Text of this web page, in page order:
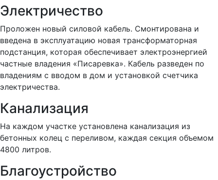
Электричество
Проложен новый силовой кабель. Смонтирована и
введена в эксплуатацию новая трансформаторная
подстанция, которая обеспечивает электроэнергией
частные владения «Писаревка». Кабель разведен по
владениям с вводом в дом и установкой счетчика
электричества.
Канализация
На каждом участке установлена канализация из
бетонных колец с переливом, каждая секция объемом
4800 литров.
Благоустройство